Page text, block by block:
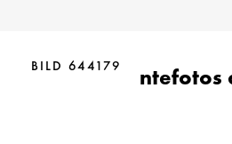
Ambientefotos
BILD 644179